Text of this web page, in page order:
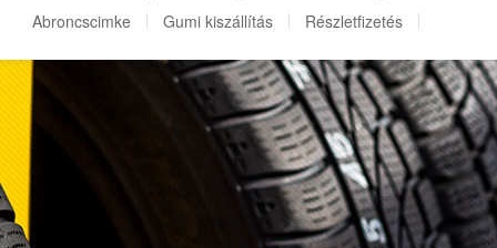
Abroncscimke
Gumi kiszállítás Részletfizetés